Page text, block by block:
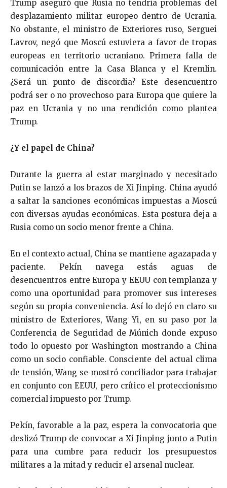
Trump aseguró que Rusia no tendría problemas del
desplazamiento militar europeo dentro de Ucrania.
No obstante, el ministro de Exteriores ruso, Serguei
Lavrov, negó que Moscú estuviera a favor de tropas
europeas en territorio ucraniano. Primera falla de
comunicación entre la Casa Blanca y el Kremlin.
¿Será un punto de discordia? Este desencuentro
podrá ser o no provechoso para Europa que quiere la
paz en Ucrania y no una rendición como plantea
Trump.
¿Y el papel de China?
Durante la guerra al estar marginado y necesitado
Putin se lanzó a los brazos de Xi Jinping. China ayudó
a saltar la sanciones económicas impuestas a Moscú
con diversas ayudas económicas. Esta postura deja a
Rusia como un socio menor frente a China.
En el contexto actual, China se mantiene agazapada y
paciente. Pekín navega estás aguas de
desencuentros entre Europa y EEUU con templanza y
como una oportunidad para promover sus intereses
según su propia conveniencia. Así lo dejó en claro su
ministro de Exteriores, Wang Yi, en su paso por la
Conferencia de Seguridad de Múnich donde expuso
todo lo opuesto por Washington mostrando a China
como un socio confiable. Consciente del actual clima
de tensión, Wang se mostró conciliador para trabajar
en conjunto con EEUU, pero crítico el proteccionismo
comercial impuesto por Trump.
Pekín, favorable a la paz, espera la convocatoria que
deslizó Trump de convocar a Xi Jinping junto a Putin
para una cumbre para reducir los presupuestos
militares a la mitad y reducir el arsenal nuclear.